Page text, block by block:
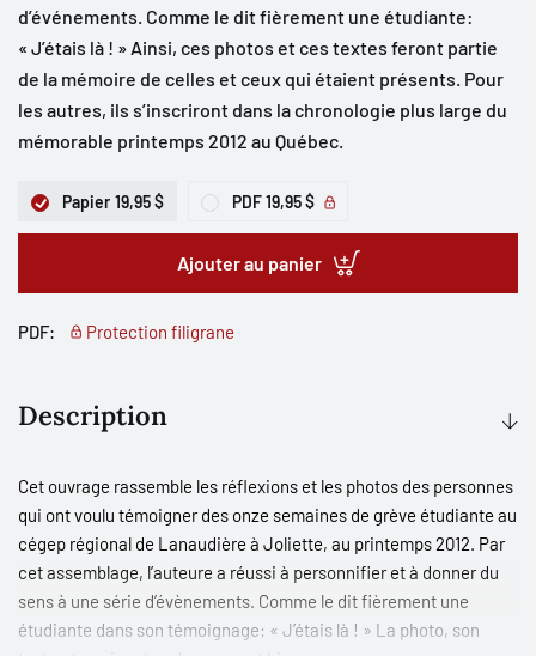
d’événements. Comme le dit fièrement une étudiante:
« J’étais là ! » Ainsi, ces photos et ces textes feront partie
de la mémoire de celles et ceux qui étaient présents. Pour
les autres, ils s’inscriront dans la chronologie plus large du
mémorable printemps 2012 au Québec.
Papier 19,95 $ PDF19,95 $
Ajouter au panier
PDF: Protection filigrane
Description
Cet ouvrage rassemble les réflexions et les photos des personnes
qui ont voulu témoigner des onze semaines de grève étudiante au
cégep régional de Lanaudière à Joliette, au printemps 2012. Par
cet assemblage, l’auteure a réussi à personnifier et à donner du
sens à une série d’évènements. Comme le dit fièrement une
étudiante dans son témoignage: « J’étais là ! » La photo, son